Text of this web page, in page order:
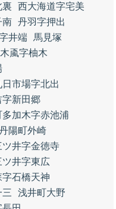
裏
西大海道字宅美
南 丹羽字押出
井端
馬見塚
颪字柚木
市場字北出
字新田郷
多加木字赤池浦
陽町外崎
ツ井字金徳寺
ツ井字東広
石橋天神
三
浅井町大野